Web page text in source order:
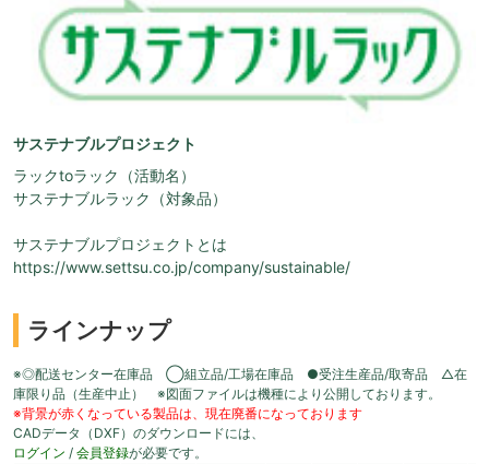
サステナブルプロジェクト
ラックtoラック（活動名）
サステナブルラック（対象品）
サステナブルプロジェクトとは
https://www.settsu.co.jp/company/sustainable/
ラインナップ
※◎配送センター在庫品 ◯組立品/工場在庫品 ●受注生産品/取寄品 △在
庫限り品（生産中止） ※図面ファイルは機種により公開しております。
※背景が赤くなっている製品は、現在廃番になっております
CADデータ（DXF）のダウンロードには、
ログイン / 会員登録が必要です。